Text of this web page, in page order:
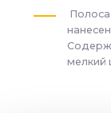
мелкий